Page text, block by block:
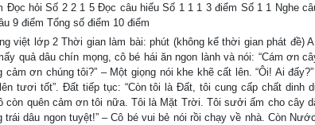
hỏi Số 2 2 1 5 Đọc câu hiểu Số 1 1 1 3 điểm Số 1 1 Nghe
9 điểm Tổng số điểm 10 điểm
việt lớp 2 Thời gian làm bài: phút (không kể thời gian phát đề)
quả dâu chín mọng, cô bé hái ăn ngon lành và nói: “Cám ơn
ơn chúng tôi?” – Một giọng nói khe khẽ cất lên. “Ôi! Ai
tươi tốt”. Đất tiếp tục: “Còn tôi là Đất, tôi cung cấp chất dinh
còn quên cảm ơn tôi nữa. Tôi là Mặt Trời. Tôi sưởi ấm cho cây
dâu ngon tuyệt!” – Cô bé vui bẻ nói rồi chạy về nhà. Còn